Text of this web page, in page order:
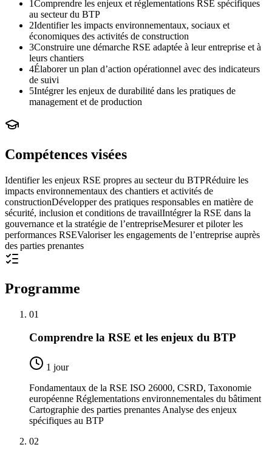
1Comprendre les enjeux et réglementations RSE spécifiques
au secteur du BTP
2Identifier les impacts environnementaux, sociaux et
économiques des activités de construction
3Construire une démarche RSE adaptée à leur entreprise et à
leurs chantiers
4Élaborer un plan d’action opérationnel avec des indicateurs
de suivi
5Intégrer les enjeux de durabilité dans les pratiques de
management et de production
Compétences visées
Identifier les enjeux RSE propres au secteur du BTPRéduire les
impacts environnementaux des chantiers et activités de
constructionDévelopper des pratiques responsables en matière de
sécurité, inclusion et conditions de travailIntégrer la RSE dans la
gouvernance et la stratégie de l’entrepriseMesurer et piloter les
performances RSEValoriser les engagements de l’entreprise auprès
des parties prenantes
Programme
01
Comprendre la RSE et les enjeux du BTP
1 jour
Fondamentaux de la RSE ISO 26000, CSRD, Taxonomie
européenne Réglementations environnementales du bâtiment
Cartographie des parties prenantes Analyse des enjeux
spécifiques au BTP
02